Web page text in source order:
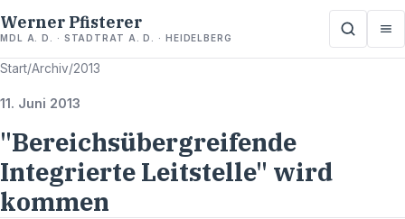
Werner Pfisterer
MDL A. D. · STADTRAT A. D. · HEIDELBERG
Start/Archiv/2013
11. Juni 2013
"Bereichsübergreifende
Integrierte Leitstelle" wird
kommen